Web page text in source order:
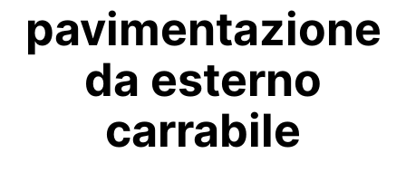
pavimentazione
da esterno
carrabile